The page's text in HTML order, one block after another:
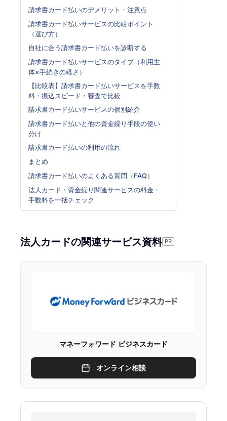
請求書カード払いのデメリット・注意点
請求書カード払いサービスの比較ポイント
（選び方）
自社に合う請求書カード払いを診断する
請求書カード払いサービスのタイプ（利用主
体×手続きの軽さ）
【比較表】請求書カード払いサービスを手数
料・振込スピード・審査で比較
請求書カード払いサービスの個別紹介
請求書カード払いと他の資金繰り手段の使い
分け
請求書カード払いの利用の流れ
まとめ
請求書カード払いのよくある質問（FAQ）
法人カード・資金繰り関連サービスの料金・
手数料を一括チェック
法人カードの関連サービス資料 PR
マネーフォワード ビジネスカード
オンライン相談